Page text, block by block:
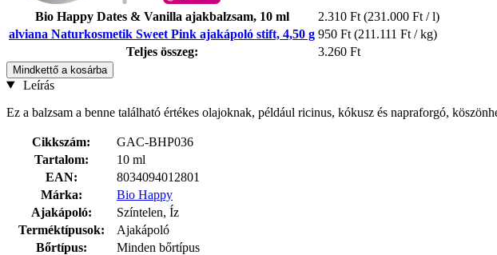
Bio Happy Dates & Vanilla ajakbalzsam, 10 ml 2.310 Ft (231.000 Ft / l)
alviana Naturkosmetik Sweet Pink ajakápoló stift, 4,50 g 950 Ft (211.111 Ft / kg)
Teljes összeg:
3.260 Ft
Mindkettő a kosárba
Leírás
Ez a balzsam a benne található értékes olajoknak, például ricinus, kókusz és napraforgó,
Cikkszám:
GAC-BHP036
Tartalom:
10 ml
EAN:
8034094012801
Márka:
Bio Happy
Ajakápoló:
Színtelen, Íz
Terméktípusok:
Ajakápoló
Bőrtípus:
Minden bőrtípus